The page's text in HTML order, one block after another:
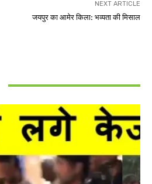
NEXT ARTICLE
जयपुर का आमेर किला: भव्यता की मिसाल